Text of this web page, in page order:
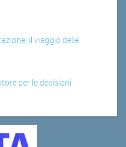
il viaggio delle
per le decisioni